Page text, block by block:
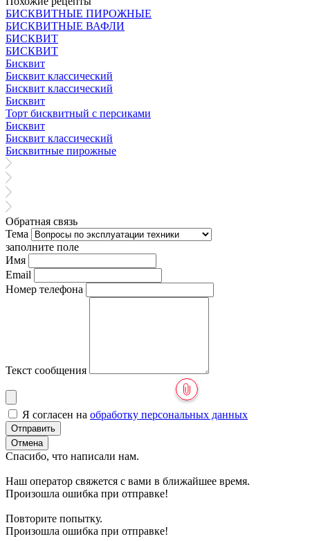
БИСКВИТНЫЕ ПИРОЖНЫЕ
БИСКВИТНЫЕ ВАФЛИ
БИСКВИТ
БИСКВИТ
Бисквит
Бисквит классический
Бисквит классический
Бисквит
Торт бисквитный с персиками
Бисквит
Бисквит классический
Бисквитные пирожные
Обратная связь
Тема
заполните поле
Имя
Email
Номер телефона
Текст сообщения
Я согласен на обработку персональных данных
Отправить
Отмена
Спасибо, что написали нам.
Наш оператор свяжется с вами в ближайшее время.
Произошла ошибка при отправке!
Повторите попытку.
Произошла ошибка при отправке!